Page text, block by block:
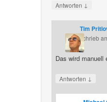
Antworten ↓
Tim
schrieb
Das wird manuell
Antworten ↓